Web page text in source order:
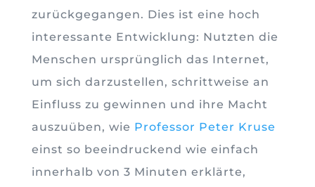
zurückgegangen. Dies ist eine hoch
interessante Entwicklung: Nutzten die
Menschen ursprünglich das Internet,
um sich darzustellen, schrittweise an
Einfluss zu gewinnen und ihre Macht
auszuüben, wie Professor Peter Kruse
einst so beeindruckend wie einfach
innerhalb von 3 Minuten erklärte,